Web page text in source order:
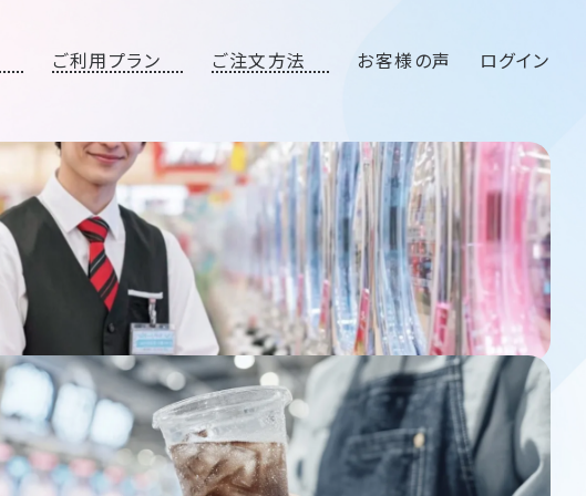
ご利用プラン ご注文方法 お客様の声 ログイン